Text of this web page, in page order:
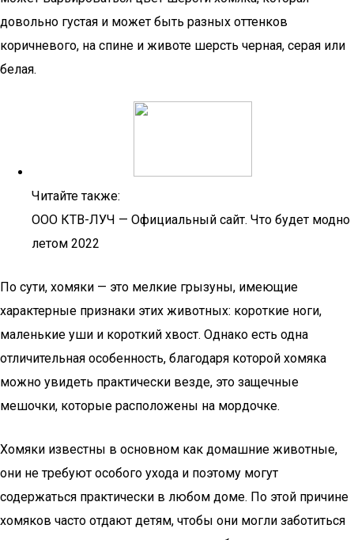
довольно густая и может быть разных оттенков
коричневого, на спине и животе шерсть черная, серая или
белая.
Читайте также:
OOO КТВ-ЛУЧ — Официальный сайт. Что будет модно
летом 2022
По сути, хомяки — это мелкие грызуны, имеющие
характерные признаки этих животных: короткие ноги,
маленькие уши и короткий хвост. Однако есть одна
отличительная особенность, благодаря которой хомяка
можно увидеть практически везде, это защечные
мешочки, которые расположены на мордочке.
Хомяки известны в основном как домашние животные,
они не требуют особого ухода и поэтому могут
содержаться практически в любом доме. По этой причине
хомяков часто отдают детям, чтобы они могли заботиться